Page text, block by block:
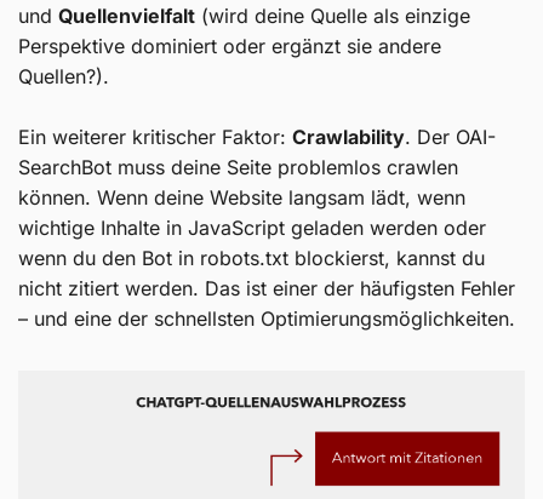
und Quellenvielfalt (wird deine Quelle als einzige
Perspektive dominiert oder ergänzt sie andere
Quellen?).
Ein weiterer kritischer Faktor: Crawlability. Der OAI-
SearchBot muss deine Seite problemlos crawlen
können. Wenn deine Website langsam lädt, wenn
wichtige Inhalte in JavaScript geladen werden oder
wenn du den Bot in robots.txt blockierst, kannst du
nicht zitiert werden. Das ist einer der häufigsten Fehler
– und eine der schnellsten Optimierungsmöglichkeiten.